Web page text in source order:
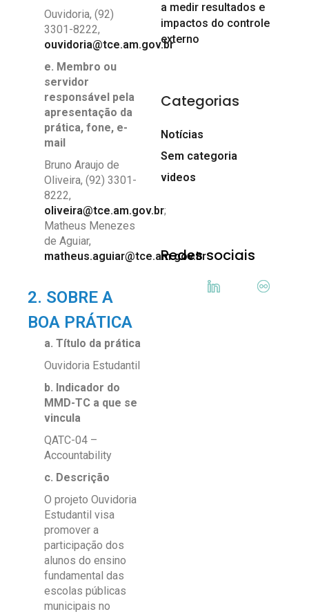
Ouvidoria, (92)
3301-8222,
ouvidoria@tce.am.gov.br
e. Membro ou
servidor
responsável pela
apresentação da
prática, fone, e-
mail
Bruno Araujo de
Oliveira, (92) 3301-
8222,
oliveira@tce.am.gov.br;
Matheus Menezes
de Aguiar,
matheus.aguiar@tce.am.gov.br
2. SOBRE A
BOA PRÁTICA
a. Título da prática
Ouvidoria Estudantil
b. Indicador do
MMD-TC a que se
vincula
QATC-04 –
Accountability
c. Descrição
O projeto Ouvidoria
Estudantil visa
promover a
participação dos
alunos do ensino
fundamental das
escolas públicas
municipais no
a medir resultados e
impactos do controle
externo
Categorias
Notícias
Sem categoria
videos
Redes sociais